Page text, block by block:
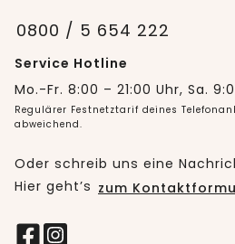
0800 / 5 654 222
Service Hotline
Mo.-Fr. 8:00 – 21:00 Uhr, Sa.
Regulärer Festnetztarif deines
abweichend.
Oder schreib uns eine
Hier geht’s zum